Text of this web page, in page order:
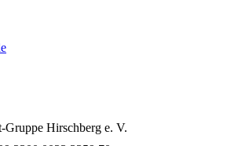
Gruppe Hirschberg e. V.